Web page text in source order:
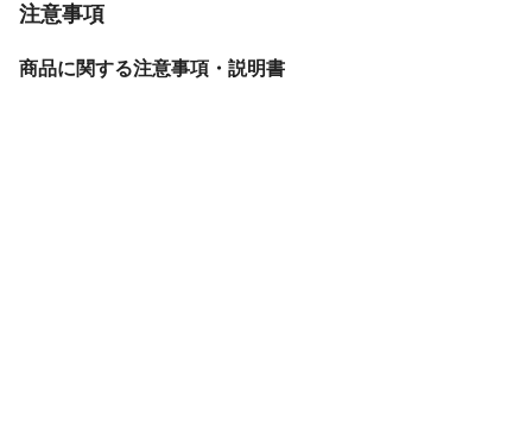
注意事項
商品に関する注意事項・説明書